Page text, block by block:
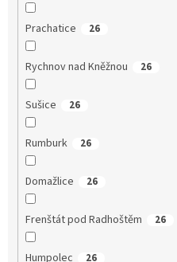
Prachatice 26
Rychnov nad Kněžnou 26
Sušice 26
Rumburk 26
Domažlice 26
Frenštát pod Radhoštěm 26
Humpolec 26